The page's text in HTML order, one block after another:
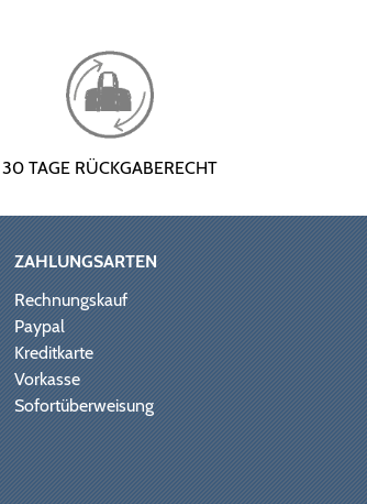
30 TAGE RÜCKGABERECHT
ZAHLUNGSARTEN
Rechnungskauf
Paypal
Kreditkarte
Vorkasse
Sofortüberweisung